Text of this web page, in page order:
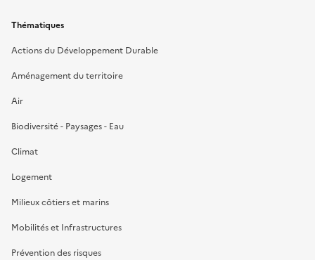
Thématiques
Actions du Développement Durable
Aménagement du territoire
Air
Biodiversité - Paysages - Eau
Climat
Logement
Milieux côtiers et marins
Mobilités et Infrastructures
Prévention des risques